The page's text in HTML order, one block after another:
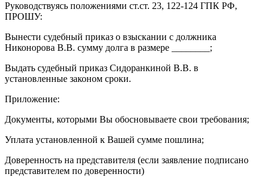
Руководствуясь положениями ст.ст. 23, 122-124 ГПК РФ,
ПРОШУ:
Вынести судебный приказ о взыскании с должника
Никонорова В.В. сумму долга в размере ________;
Выдать судебный приказ Сидоранкиной В.В. в
установленные законом сроки.
Приложение:
Документы, которыми Вы обосновываете свои требования;
Уплата установленной к Вашей сумме пошлина;
Доверенность на представителя (если заявление подписано
представителем по доверенности)